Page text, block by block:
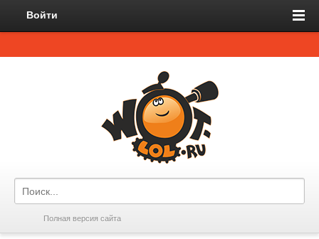
Войти
Полная версия сайта